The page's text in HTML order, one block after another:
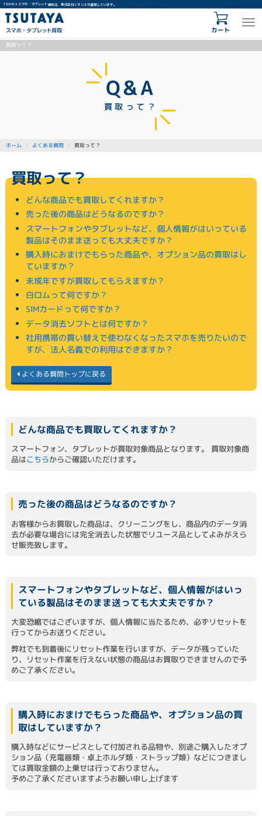
TSUTAYA スマホ・タブレット買取は、株式会社イオシスが運営しています。
カート
買取って？
Q&A
買取って？
ホーム よくある質問 買取って？
買取って？
どんな商品でも買取してくれますか？
売った後の商品はどうなるのですか？
スマートフォンやタブレットなど、個人情報がはいっている
製品はそのまま送っても大丈夫ですか？
購入時におまけでもらった商品や、オプション品の買取はし
ていますか？
未成年ですが買取してもらえますか？
白ロムって何ですか？
SIMカードって何ですか？
データ消去ソフトとは何ですか？
社用携帯の買い替えで使わなくなったスマホを売りたいので
すが、法人名義での利用はできますか？
よくある質問トップに戻る
どんな商品でも買取してくれますか？
スマートフォン、タブレットが買取対象商品となります。 買取対象商
品はこちらからご確認いただけます。
売った後の商品はどうなるのですか？
お客様からお買取した商品は、クリーニングをし、商品内のデータ消
去が必要な場合には完全消去した状態でリユース品としてよみがえら
せ販売致します。
スマートフォンやタブレットなど、個人情報がはいっ
ている製品はそのまま送っても大丈夫ですか？
大変恐縮ではございますが、個人情報に当たるため、必ずリセットを
行ってからお送りください。
弊社でも到着後にリセット作業を行いますが、データが残っていた
り、リセット作業を行えない状態の商品はお買取りできませんので予
めご了承ください。
購入時におまけでもらった商品や、オプション品の買
取はしていますか？
購入時などにサービスとして付加される品物や、別途ご購入したオプ
ション品（充電器類・卓上ホルダ類・ストラップ類）などにつきまし
ては買取金額の上乗せは行っておりません。
予めご了承くださいますようお願い申し上げます